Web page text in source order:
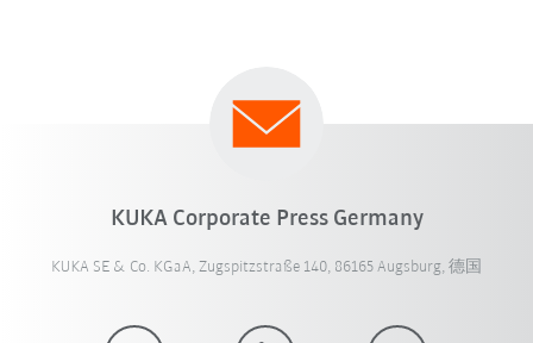
KUKA Corporate Press Germany
KUKA SE & Co. KGaA, Zugspitzstraße 140, 86165 Augsburg, 德国